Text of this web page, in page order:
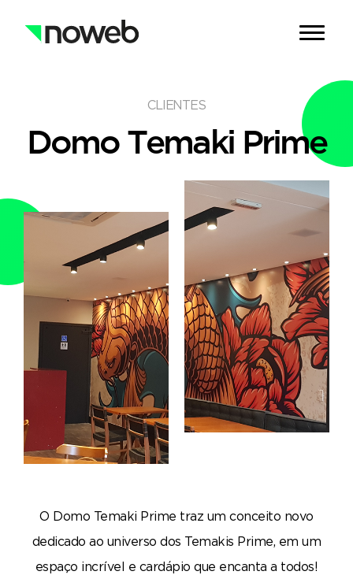
CLIENTES
Domo Temaki Prime
O Domo Temaki Prime traz um conceito novo
dedicado ao universo dos Temakis Prime, em um
espaço incrível e cardápio que encanta a todos!